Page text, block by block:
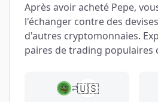
Après avoir acheté Pepe,
l'échanger contre des
d'autres cryptomonnaies.
paires de trading populaires
🇺🇸